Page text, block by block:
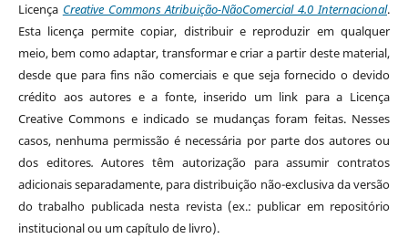
Licença Creative Commons Atribuição-NãoComercial 4.0 Internacional.
Esta licença permite copiar, distribuir e reproduzir em qualquer
meio, bem como adaptar, transformar e criar a partir deste material,
desde que para fins não comerciais e que seja fornecido o devido
crédito aos autores e a fonte, inserido um link para a Licença
Creative Commons e indicado se mudanças foram feitas. Nesses
casos, nenhuma permissão é necessária por parte dos autores ou
dos editores.Autores têm autorização para assumir contratos
adicionais separadamente, para distribuição não-exclusiva da versão
do trabalho publicada nesta revista (ex.: publicar em repositório
institucional ou um capítulo de livro).